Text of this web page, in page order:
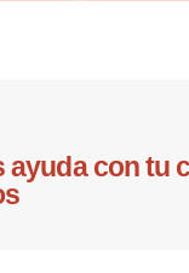
ayuda con tu